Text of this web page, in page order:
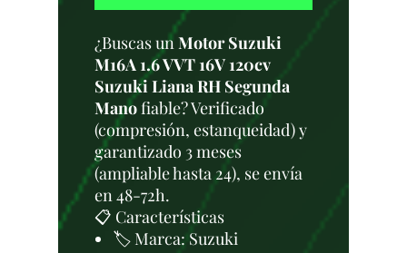
¿Buscas unMotor Suzuki
M16A 1.6 VVT 16V 120cv
Suzuki Liana RH Segunda
Manofiable? Verificado
(compresión, estanqueidad) y
garantizado 3 meses
(ampliable hasta 24), se envía
en 48-72h.
📋 Características
🏷️ Marca: Suzuki